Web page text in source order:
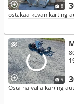
8
ostakaa kuvan karting
9
Osta halvalla karting